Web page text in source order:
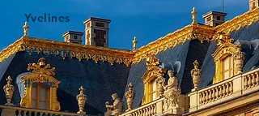
Yvelines
RÉGION
Ile de France